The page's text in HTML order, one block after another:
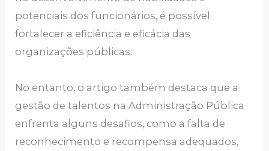
potenciais dos funcionários, é possível
fortalecer a eficiência e eficácia das
organizações públicas.
No entanto, o artigo também destaca que a
gestão de talentos na Administração Pública
enfrenta alguns desafios, como a falta de
reconhecimento e recompensa adequados,